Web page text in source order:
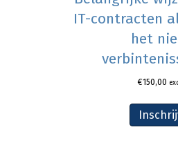
IT-contracten
het
€150,00